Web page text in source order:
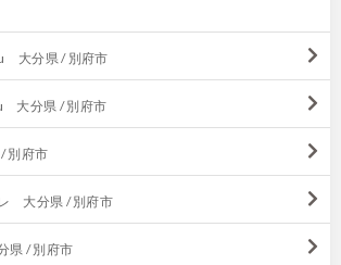
大分県 / 別府市
大分県 / 別府市
別府市
大分県 / 別府市
県 / 別府市